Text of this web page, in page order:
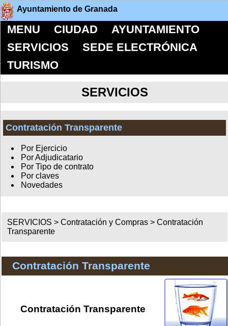
Ayuntamiento de Granada
MENU CIUDAD
AYUNTAMIENTO
SERVICIOS
SEDE ELECTRÓNICA
TURISMO
SERVICIOS
Contratación Transparente
Por Ejercicio
Por Adjudicatario
Por Tipo de contrato
Por claves
Novedades
SERVICIOS >Contratación y Compras >Contratación
Transparente
Contratación Transparente
Contratación Transparente